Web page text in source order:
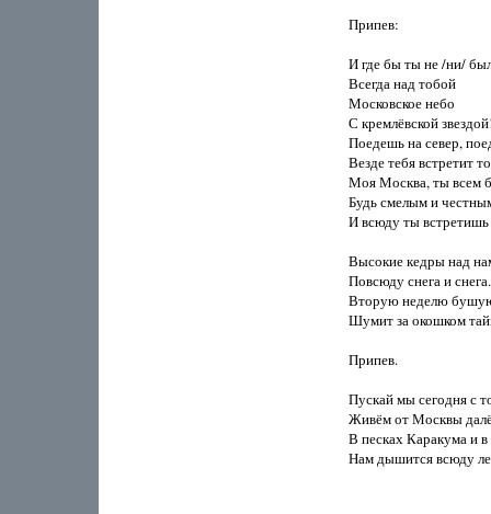
Припев:
И где бы ты не /ни/
Всегда над тобой
Московское небо
С кремлёвской
Поедешь на север,
Везде тебя встретит
Моя Москва, ты всем
Будь смелым и
И всюду ты
Высокие кедры над
Повсюду снега и
Вторую неделю
Шумит за окошком
Припев.
Пускай мы сегодня с
Живём от Москвы
В песках Каракума и
Нам дышится всюду